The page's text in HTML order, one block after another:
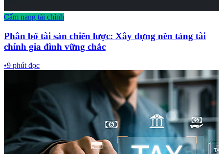
Cẩm nang tài chính
Phân bổ tài sản chiến lược: Xây dựng nền tảng tài
chính gia đình vững chắc
•9 phút đọc